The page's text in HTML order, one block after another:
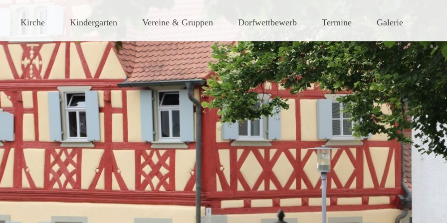
Dorf am Rande des südlichen Steigerwaldes
Kirche Kindergarten Vereine & Gruppen Dorfwettbewerb Termine Galerie